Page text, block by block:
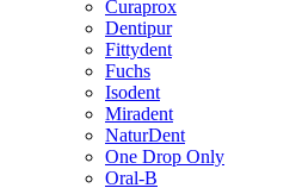
Curaprox
Dentipur
Fittydent
Fuchs
Isodent
Miradent
NaturDent
One Drop Only
Oral-B